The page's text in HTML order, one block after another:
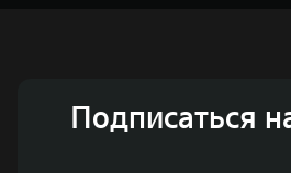
2011 годах соответственно.
Подписаться